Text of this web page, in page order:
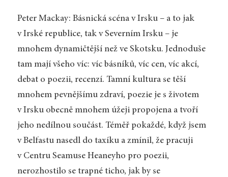
Peter Mackay: Básnická scéna v Irsku – a to jak
v Irské republice, tak v Severním Irsku – je
mnohem dynamičtější než ve Skotsku. Jednoduše
tam mají všeho víc: víc básníků, víc cen, víc akcí,
debat o poezii, recenzí. Tamní kultura se těší
mnohem pevnějšímu zdraví, poezie je s životem
v Irsku obecně mnohem úžeji propojena a tvoří
jeho nedílnou součást. Téměř pokaždé, když jsem
v Belfastu nasedl do taxíku a zmínil, že pracuji
v Centru Seamuse Heaneyho pro poezii,
nerozhostilo se trapné ticho, jak by se